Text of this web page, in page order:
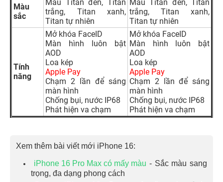
Màu
sắc
Màu Titan đen, Titan
trắng, Titan xanh,
Titan tự nhiên
Màu Titan đen, Titan
trắng, Titan xanh,
Titan tự nhiên
Tính
năng
Mở khóa FaceID
Màn hình luôn bật
AOD
Loa kép
Apple Pay
Chạm 2 lần để sáng
màn hình
Chống bụi, nước IP68
Phát hiện va chạm
Mở khóa FaceID
Màn hình luôn bật
AOD
Loa kép
Apple Pay
Chạm 2 lần để sáng
màn hình
Chống bụi, nước IP68
Phát hiện va chạm
Xem thêm bài viết mới iPhone 16:
iPhone 16 Pro Max có mấy màu - Sắc màu sang
trọng, đa dạng phong cách